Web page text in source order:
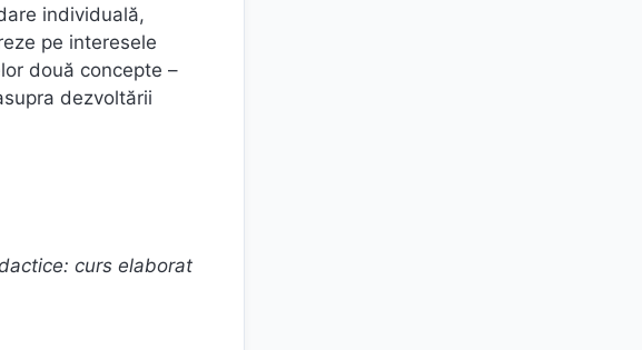
individuală,
pe interesele
două concepte –
dezvoltării
curs elaborat